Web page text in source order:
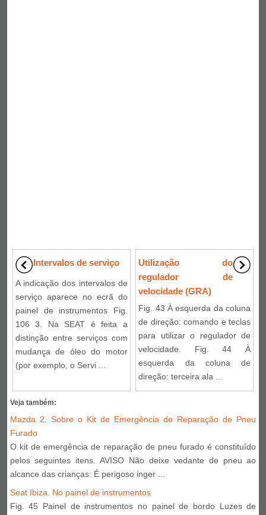
Intervalos de serviço
A indicação dos intervalos de
serviço aparece no ecrã do
painel de instrumentos Fig.
106 3. Na SEAT é feita a
distinção entre serviços com
mudança de óleo do motor
(por exemplo, o Servi ...
Utilização do
regulador de
velocidade (GRA)
Fig. 43 À esquerda da coluna
de direção: comando e teclas
para utilizar o regulador de
velocidade. Fig. 44 À
esquerda da coluna de
direção: terceira ala ...
Veja também:
Mazda 2. Sobre o Kit de Emergência de Reparação de Pneu
Furado
O kit de emergência de reparação de pneu furado é constituído
pelos seguintes itens. AVISO Não deixe vedante de pneu ao
alcance das crianças: É perigoso inger ...
Seat Ibiza. No painel de instrumentos
Fig. 45 Painel de instrumentos no painel de bordo Luzes de